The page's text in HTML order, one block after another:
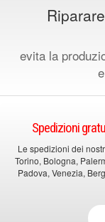
evita la
Spedizioni
Le spedizioni dei
Torino, Bologna,
Padova, Venezia,